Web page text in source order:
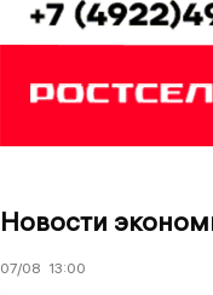
Новости
07/08 13:00